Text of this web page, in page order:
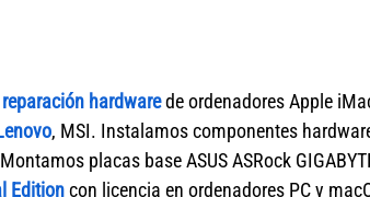
reparación hardwarede ordenadores Apple
, MSI. Instalamos componentes
placas base ASUS ASRock
Editioncon licencia en ordenadores PC y